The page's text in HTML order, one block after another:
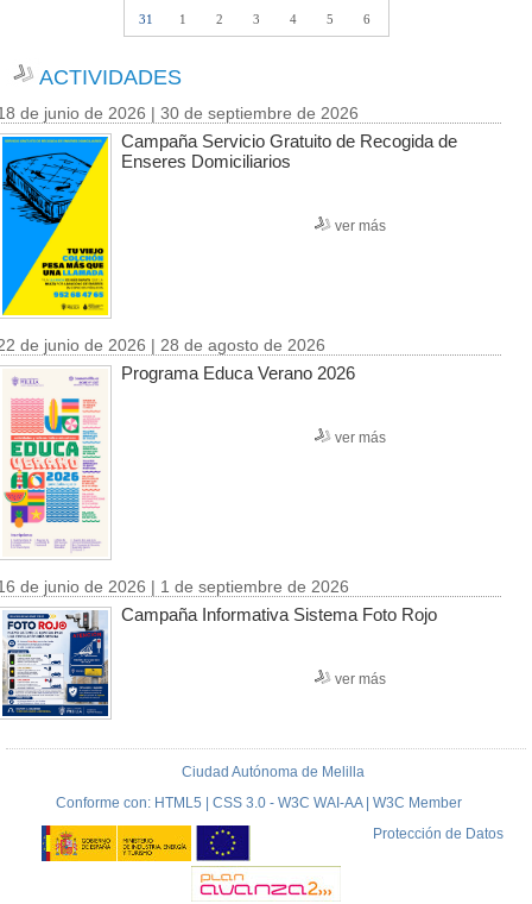
31
1 2 3 4 5 6
ACTIVIDADES
de junio de 2026 | 30 de septiembre de 2026
Campaña Servicio Gratuito de Recogida de
Enseres Domiciliarios
ver más
de junio de 2026 | 28 de agosto de 2026
Programa Educa Verano 2026
ver más
de junio de 2026 | 1 de septiembre de 2026
Campaña Informativa Sistema Foto Rojo
ver más
Ciudad Autónoma de Melilla
Conforme con: HTML5 | CSS 3.0 - W3C WAI-AA | W3C Member
Protección de Datos